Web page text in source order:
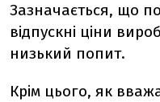
Зазначається, що
відпускні ціни
низький попит.
Крім цього, як